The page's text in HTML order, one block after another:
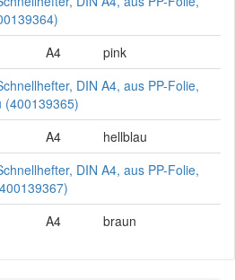
A4
pink
DIN A4, aus PP-Folie,
(400139365)
A4
hellblau
DIN A4, aus PP-Folie,
A4 braun